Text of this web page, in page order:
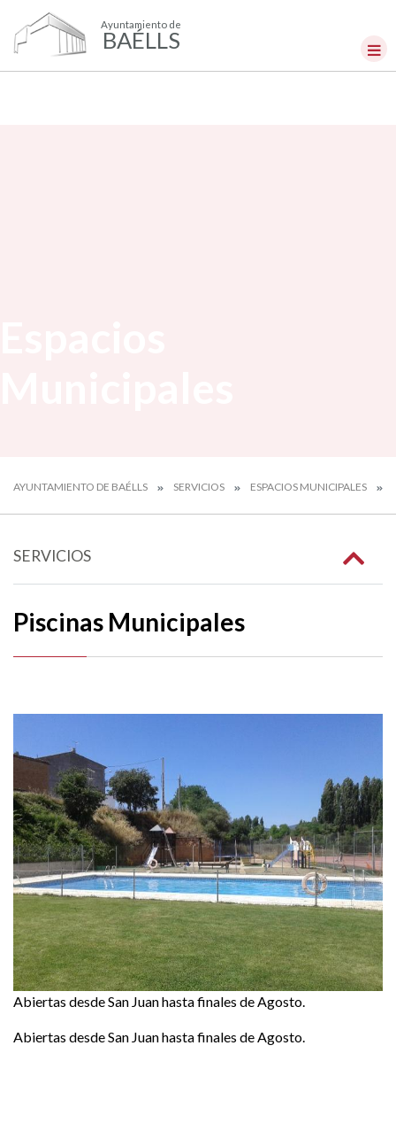
Ayuntamiento de
BAÉLLS
AYUNTAMIENTO DE BAÉLLS SERVICIOS ESPACIOS MUNICIPALES
SERVICIOS
Piscinas Municipales
Abiertas desde San Juan hasta finales de Agosto.
Abiertas desde San Juan hasta finales de Agosto.